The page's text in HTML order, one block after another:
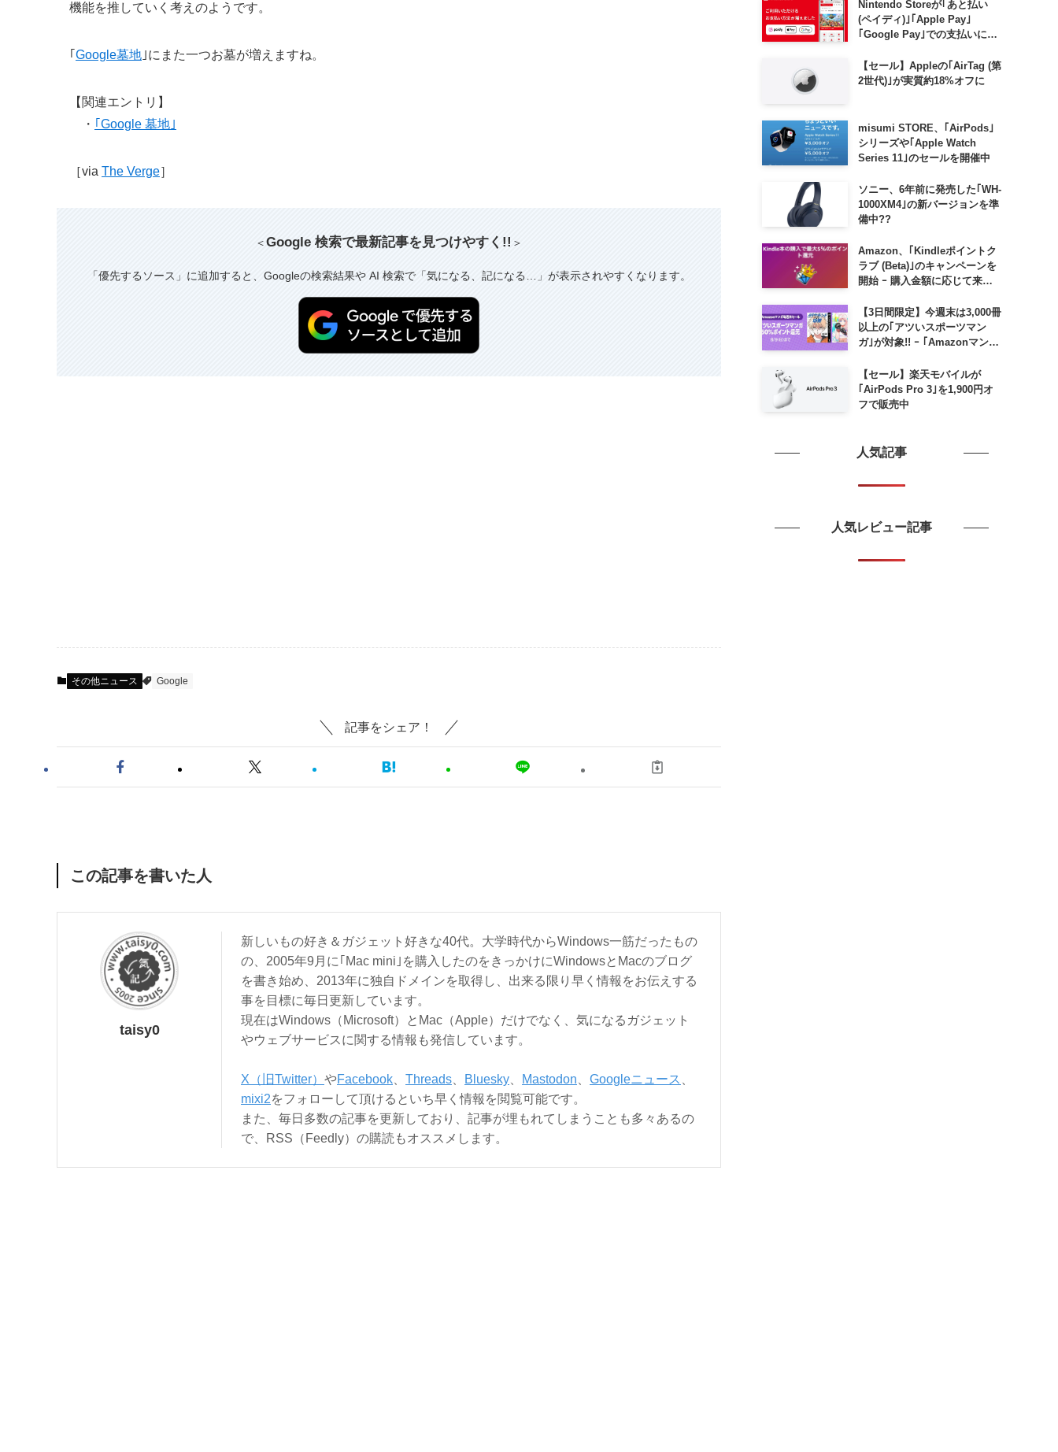
機能を推していく考えのようです。
｢ Google墓地 ｣にまた一つお墓が増えますね。
【関連エントリ】
・ ｢Google 墓地｣
［via The Verge］
＜Google 検索で最新記事を見つけやすく!! ＞
「優先するソース」に追加すると、Googleの検索結果や AI 検索で「気になる、記になる…」が表示されやすくなります。
その他ニュース Google
記事をシェア！
この記事を書いた人
taisy0
新しいもの好き＆ガジェット好きな40代。大学時代からWindows一筋だったもの
の、2005年9月に｢Mac mini｣を購入したのをきっかけにWindowsとMacのブログ
を書き始め、2013年に独自ドメインを取得し、出来る限り早く情報をお伝えする
事を目標に毎日更新しています。
現在はWindows（Microsoft）とMac（Apple）だけでなく、気になるガジェット
やウェブサービスに関する情報も発信しています。
X（旧Twitter） やFacebook Threads Bluesky Mastodon Googleニュース
mixi2をフォローして頂けるといち早く情報を閲覧可能です。
また、毎日多数の記事を更新しており、記事が埋もれてしまうことも多々あるの
で、RSS（Feedly）の購読もオススメします。
Nintendo Storeが｢あと払い
(ペイディ)｣｢Apple Pay｣
｢Google Pay｣での支払いに対
【セール】Appleの｢AirTag (第
2世代)｣が実質約18%オフに
misumi STORE、｢AirPods｣
シリーズや｢Apple Watch
Series 11｣のセールを開催中
ソニー、6年前に発売した｢WH-
1000XM4｣の新バージョンを準
備中??
Amazon、｢Kindleポイントク
ラブ (Beta)｣のキャンペーンを
開始 ｰ 購入金額に応じて来月
【3日間限定】今週末は3,000冊
以上の｢アツいスポーツマン
ガ｣が対象!! ｰ ｢Amazonマンガ
【セール】楽天モバイルが
｢AirPods Pro 3｣を1,900円オ
フで販売中
人気記事
人気レビュー記事